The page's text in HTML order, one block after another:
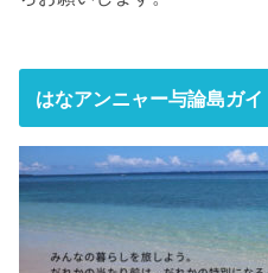
はなアンニャー与論島ガ